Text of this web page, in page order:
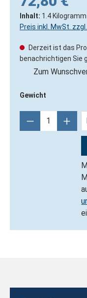
Inhalt: 1.4 Kilogramm
Preis inkl. MwSt.
Derzeit ist das
benachrichtigen Sie
Zum
Gewicht